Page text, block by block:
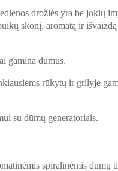
drožlės yra be jokių
skonį, aromatą ir
gamina dūmus.
rūkytų ir grilyje
su dūmų generatoriais.
spiralinėmis dūmų